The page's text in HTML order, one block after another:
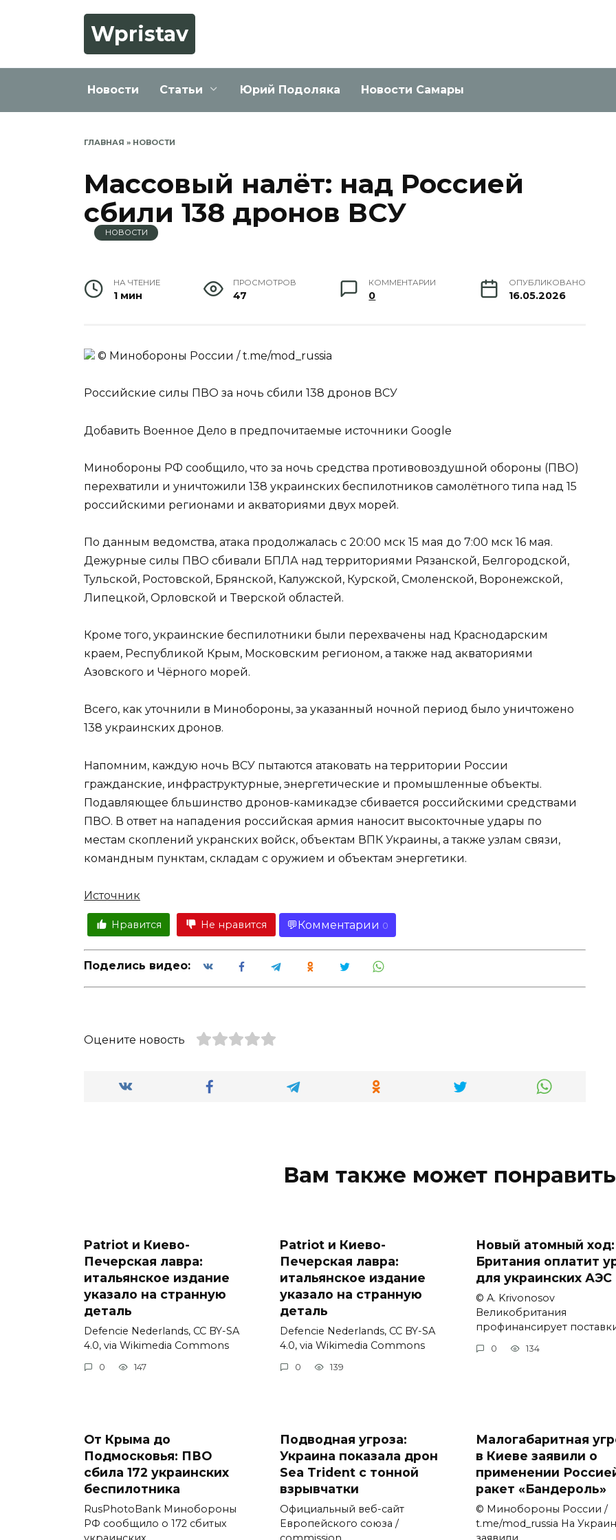
Wpristav
Новости Статьи Юрий Подоляка Новости Самары
ГЛАВНАЯ » НОВОСТИ
Массовый налёт: над Россией
сбили 138 дронов ВСУ
НОВОСТИ
НА ЧТЕНИЕ
1 мин
ПРОСМОТРОВ
47
КОММЕНТАРИИ
0
ОПУБЛИКОВАНО
16.05.2026
© Минобороны России / t.me/mod_russia
Российские силы ПВО за ночь сбили 138 дронов ВСУ
Добавить Военное Дело в предпочитаемые источники Google
Минобороны РФ сообщило, что за ночь средства противовоздушной обороны (ПВО)
перехватили и уничтожили 138 украинских беспилотников самолётного типа над 15
российскими регионами и акваториями двух морей.
По данным ведомства, атака продолжалась с 20:00 мск 15 мая до 7:00 мск 16 мая.
Дежурные силы ПВО сбивали БПЛА над территориями Рязанской, Белгородской,
Тульской, Ростовской, Брянской, Калужской, Курской, Смоленской, Воронежской,
Липецкой, Орловской и Тверской областей.
Кроме того, украинские беспилотники были перехвачены над Краснодарским
краем, Республикой Крым, Московским регионом, а также над акваториями
Азовского и Чёрного морей.
Всего, как уточнили в Минобороны, за указанный ночной период было уничтожено
138 украинских дронов.
Напомним, каждую ночь ВСУ пытаются атаковать на территории России
гражданские, инфраструктурные, энергетические и промышленные объекты.
Подавляющее бльшинство дронов-камикадзе сбивается российскими средствами
ПВО. В ответ на нападения российская армия наносит высокточные удары по
местам скоплений укранских войск, объектам ВПК Украины, а также узлам связи,
командным пунктам, складам с оружием и объектам энергетики.
Источник
Нравится Не нравится Комментарии 0
Поделись видео:
Оцените новость
Вам также может
Patriot и Киево-
Печерская лавра:
итальянское издание
указало на странную
деталь
Defencie Nederlands, CC BY-SA
4.0, via Wikimedia Commons
0 147
Patriot и Киево-
Печерская лавра:
итальянское издание
указало на странную
деталь
Defencie Nederlands, CC BY-SA
4.0, via Wikimedia Commons
0 139
Новый атомный ход:
Британия оплатит
для украинских АЭС
© A. Krivonosov
Великобритания
профинансирует
0 134
От Крыма до
Подмосковья: ПВО
сбила 172 украинских
беспилотника
RusPhotoBank Минобороны
РФ сообщило о 172 сбитых
Подводная угроза:
Украина показала дрон
Sea Trident с тонной
взрывчатки
Официальный веб-сайт
Европейского союза /
Малогабаритная
в Киеве заявили о
применении
ракет «Бандероль»
© Минобороны России /
t.me/mod_russia На